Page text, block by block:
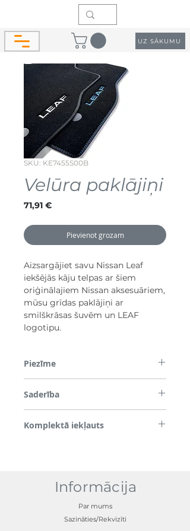
UZ SĀKUMU
SKU: KE7455S00B
Velūra paklājiņi
71,91 €Cena
Pievienot grozam
Aizsargājiet savu Nissan Leaf
iekšējās kāju telpas ar šiem
oriģinālajiem Nissan aksesuāriem,
mūsu grīdas paklājiņi ar
smilškrāsas šuvēm un LEAF
logotipu.
Piezīme
izmantoti tikai demonstrācijas nolūkos.
Saderība
detaļu saderība ar transportlīdzekli, tāpēc,
Komplektā iekļauts
Informācija
Par mums
Sazināties/Rekvizīti